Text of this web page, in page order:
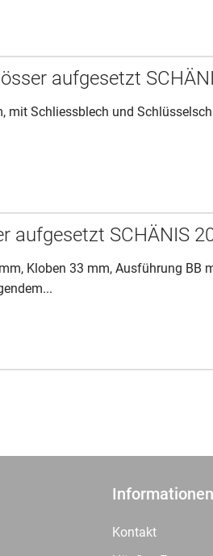
aufgesetzt
mit Schliessblech und
aufgesetzt SCHÄNIS
Kloben 33 mm, Ausführung BB
Informationen
Kontakt